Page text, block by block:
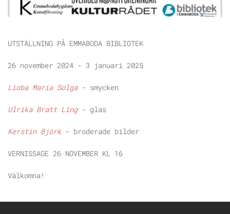
UTSTÄLLNING PÅ EMMABODA BIBLIOTEK
26 november 2024 - 3 januari 2025
Lioba Maria Solga - smycken
Ulrika Bratt Ling - glas
Kerstin Björk - broderade bilder
VERNISSAGE 26 NOVEMBER KL 16
Välkomna!